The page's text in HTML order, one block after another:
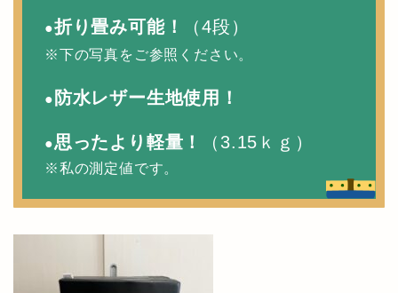
●折り畳み可能！ （4段）
※下の写真をご参照ください。
● 防水レザー生地使用！
●思ったより軽量！ （3.15ｋｇ）
※私の測定値です。